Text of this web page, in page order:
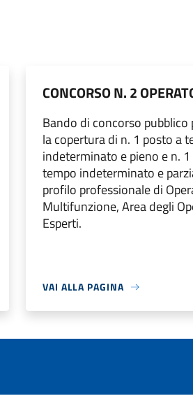
CONCORSO N. 2
Bando di concorso pubblico
la copertura di n. 1 posto a
indeterminato e pieno e n.
tempo indeterminato e
profilo professionale di
Multifunzione, Area degli
Esperti.
VAI ALLA PAGINA